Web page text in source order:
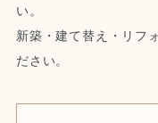
い。
新築・建て替え・リフ
ださい。